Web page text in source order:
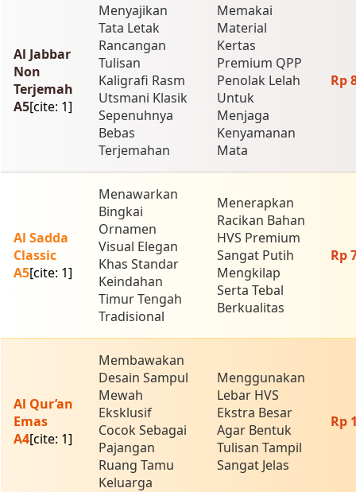
Al Jabbar
Non
Terjemah
A5[cite: 1]
Menyajikan
Tata Letak
Rancangan
Tulisan
Kaligrafi Rasm
Utsmani Klasik
Sepenuhnya
Bebas
Terjemahan
Memakai
Material
Kertas
Premium QPP
Penolak Lelah
Untuk
Menjaga
Kenyamanan
Mata
Rp
Al Sadda
Classic
A5[cite: 1]
Menawarkan
Bingkai
Ornamen
Visual Elegan
Khas Standar
Keindahan
Timur Tengah
Tradisional
Menerapkan
Racikan Bahan
HVS Premium
Sangat Putih
Mengkilap
Serta Tebal
Berkualitas
Rp
Al Qur’an
Emas
A4[cite: 1]
Membawakan
Desain Sampul
Mewah
Eksklusif
Cocok Sebagai
Pajangan
Ruang Tamu
Keluarga
Menggunakan
Lebar HVS
Ekstra Besar
Agar Bentuk
Tulisan Tampil
Sangat Jelas
Rp